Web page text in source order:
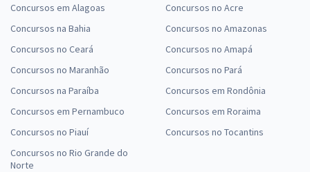
Concursos em Alagoas
Concursos na Bahia
Concursos no Ceará
Concursos no Maranhão
Concursos na Paraíba
Concursos em Pernambuco
Concursos no Piauí
Concursos no Rio Grande do
Norte
Concursos no Acre
Concursos no Amazonas
Concursos no Amapá
Concursos no Pará
Concursos em Rondônia
Concursos em Roraima
Concursos no Tocantins